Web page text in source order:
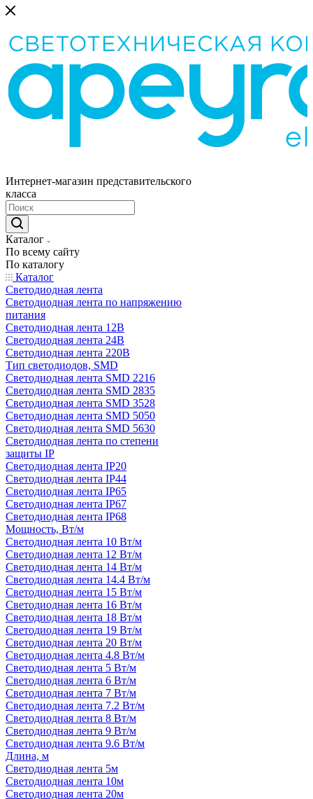
Интернет-магазин представительского
класса
Каталог
По всему сайту
По каталогу
Каталог
Светодиодная лента
Светодиодная лента по напряжению
питания
Светодиодная лента 12В
Светодиодная лента 24В
Светодиодная лента 220В
Тип светодиодов, SMD
Cветодиодная лента SMD 2216
Светодиодная лента SMD 2835
Светодиодная лента SMD 3528
Светодиодная лента SMD 5050
Светодиодная лента SMD 5630
Светодиодная лента по степени
защиты IP
Светодиодная лента IP20
Светодиодная лента IP44
Светодиодная лента IP65
Светодиодная лента IP67
Светодиодная лента IP68
Мощность, Вт/м
Светодиодная лента 10 Вт/м
Светодиодная лента 12 Вт/м
Светодиодная лента 14 Вт/м
Светодиодная лента 14.4 Вт/м
Светодиодная лента 15 Вт/м
Светодиодная лента 16 Вт/м
Светодиодная лента 18 Вт/м
Светодиодная лента 19 Вт/м
Светодиодная лента 20 Вт/м
Светодиодная лента 4.8 Вт/м
Светодиодная лента 5 Вт/м
Светодиодная лента 6 Вт/м
Светодиодная лента 7 Вт/м
Светодиодная лента 7.2 Вт/м
Светодиодная лента 8 Вт/м
Светодиодная лента 9 Вт/м
Светодиодная лента 9.6 Вт/м
Длина, м
Светодиодная лента 5м
Светодиодная лента 10м
Светодиодная лента 20м